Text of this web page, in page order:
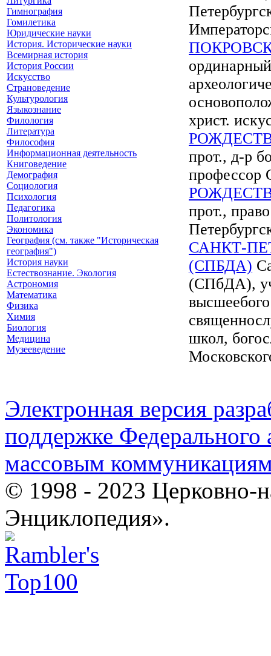
Гимнография
Гомилетика
Юридические науки
История. Исторические науки
Всемирная история
История России
Искусство
Страноведение
Культурология
Языкознание
Филология
Литература
Философия
Информационная деятельность
Книговедение
Демография
Социология
Психология
Педагогика
Политология
Экономика
География (см. также "Историческая
география")
История науки
Естествознание. Экология
Астрономия
Математика
Физика
Химия
Биология
Медицина
Музееведение
христ.
прот., д-р
профессор
прот.,
САНКТ-
(СПБДА)
(СПбДА),
школ,
Электронная версия
поддержке Федерального
массовым
© 1998 - 2023 Церковно-
Энциклопедия».